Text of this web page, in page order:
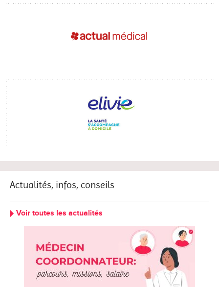
Actualités, infos, conseils
Voir toutes les actualités